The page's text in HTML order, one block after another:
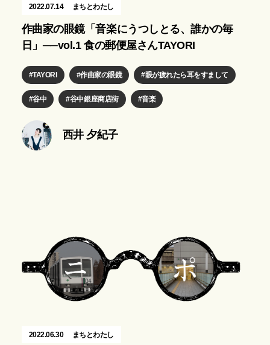
2022.07.14 まちとわたし
作曲家の眼鏡「音楽にうつしとる、誰かの毎
日」──vol.1 食の郵便屋さんTAYORI
TAYORI 作曲家の眼鏡 眼が疲れたら耳をすまして
谷中 谷中銀座商店街 音楽
西井 夕紀子
2022.06.30 まちとわたし